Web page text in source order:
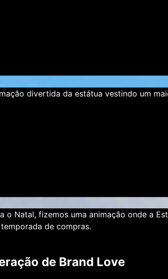
divertida da estátua vestindo um
o Natal, fizemos uma animação onde a
de compras.
de Brand Love